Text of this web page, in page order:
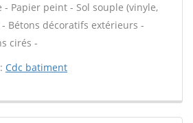
- Papier peint - Sol souple (vinyle,
- Bétons décoratifs extérieurs -
cirés -
Cdc batiment